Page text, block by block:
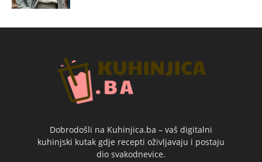
Dobrodošli na Kuhinjica.ba – vaš digitalni
kuhinjski kutak gdje recepti oživljavaju i postaju
dio svakodnevice.